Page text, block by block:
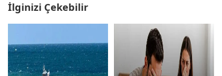
İlginizi Çekebilir